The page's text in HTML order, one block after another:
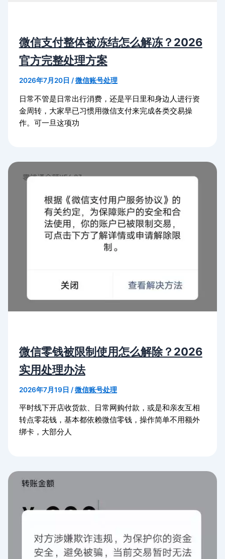
微信支付整体被冻结怎么解冻？2026
官方完整处理方案
2026年7月20日 /微信账号处理
日常不管是日常出行消费，还是平日里和身边人进行资
金周转，大家早已习惯用微信支付来完成各类交易操
作。可一旦这项功
微信零钱被限制使用怎么解除？2026
实用处理办法
2026年7月19日 /微信账号处理
平时线下开店收货款、日常网购付款，或是和亲友互相
转点零花钱，基本都依赖微信零钱，操作简单不用额外
绑卡，大部分人